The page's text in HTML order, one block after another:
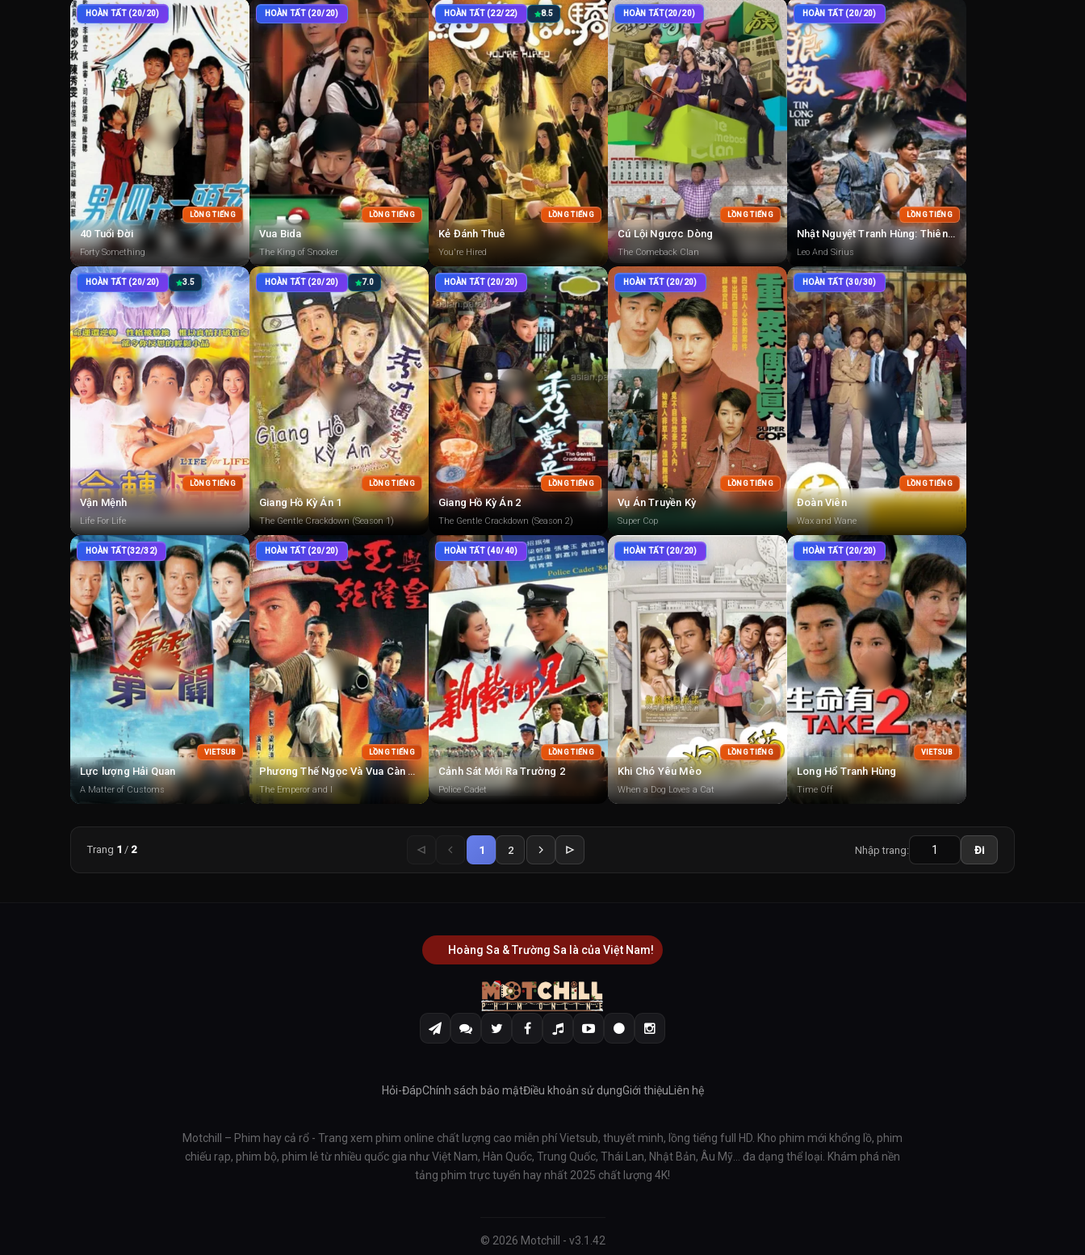
HOÀN TẤT (20/20)
LỒNG TIẾNG
40 Tuổi Đời
Forty Something
HOÀN TẤT (20/20)
LỒNG TIẾNG
Vua Bida
The King of Snooker
HOÀN TẤT (22/22) 8.5
LỒNG TIẾNG
Kẻ Đánh Thuê
You're Hired
HOÀN TẤT(20/20)
LỒNG TIẾNG
Cú Lội Ngược Dòng
The Comeback Clan
HOÀN TẤT (20/20)
LỒNG TIẾNG
Nhật Nguyệt Tranh Hùng: Thiên Lang Kiếp
Leo And Sirius
HOÀN TẤT (20/20) 3.5
LỒNG TIẾNG
Vận Mệnh
Life For Life
HOÀN TẤT (20/20) 7.0
LỒNG TIẾNG
Giang Hồ Kỳ Án 1
The Gentle Crackdown (Season 1)
HOÀN TẤT (20/20)
LỒNG TIẾNG
Giang Hồ Kỳ Án 2
The Gentle Crackdown (Season 2)
HOÀN TẤT (20/20)
LỒNG TIẾNG
Vụ Án Truyền Kỳ
Super Cop
HOÀN TẤT (30/30)
LỒNG TIẾNG
Đoàn Viên
Wax and Wane
HOÀN TẤT(32/32)
VIETSUB
Lực lượng Hải Quan
A Matter of Customs
HOÀN TẤT (20/20)
LỒNG TIẾNG
Phương Thế Ngọc Và Vua Càn Long
The Emperor and I
HOÀN TẤT (40/40)
LỒNG TIẾNG
Cảnh Sát Mới Ra Trường 2
Police Cadet
HOÀN TẤT (20/20)
LỒNG TIẾNG
Khi Chó Yêu Mèo
When a Dog Loves a Cat
HOÀN TẤT (20/20)
VIETSUB
Long Hổ Tranh Hùng
Time Off
Trang 1 / 2 1 2 Nhập trang: Đi
Hoàng Sa & Trường Sa là của Việt Nam!
Hỏi-ĐápChính sách bảo mậtĐiều khoản sử dụngGiới thiệu Liên hệ
Motchill – Phim hay cả rổ - Trang xem phim online chất lượng cao miễn phí Vietsub, thuyết minh, lồng tiếng full HD. Kho phim mới khổng lồ, phim
chiếu rạp, phim bộ, phim lẻ từ nhiều quốc gia như Việt Nam, Hàn Quốc, Trung Quốc, Thái Lan, Nhật Bản, Âu Mỹ… đa dạng thể loại. Khám phá nền
tảng phim trực tuyến hay nhất 2025 chất lượng 4K!
© 2026 Motchill - v3.1.42